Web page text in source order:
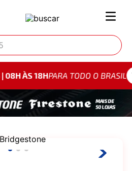
PARA TODO O BRASIL 0800